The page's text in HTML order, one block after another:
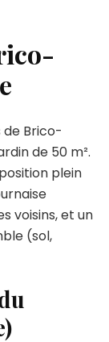
Brico-
de 50 m².
plein
voisins, et un
(sol,